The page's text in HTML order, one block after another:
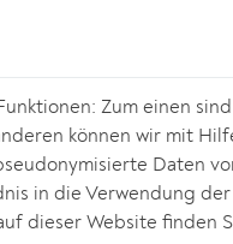
Zum einen
können wir mit
Daten
in die Verwendung der
dieser Website finden